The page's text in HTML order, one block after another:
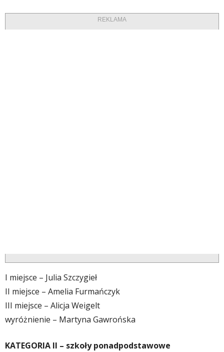
REKLAMA
I miejsce – Julia Szczygieł
II miejsce – Amelia Furmańczyk
III miejsce – Alicja Weigelt
wyróżnienie – Martyna Gawrońska
KATEGORIA II – szkoły ponadpodstawowe